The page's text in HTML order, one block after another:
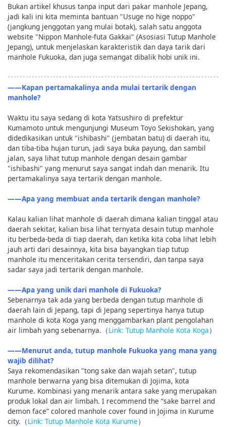
Bukan artikel khusus tanpa input dari pakar manhole Jepang,
jadi kali ini kita meminta bantuan "Usuge no hige noppo"
(jangkung jenggotan yang mulai botak), salah satu anggota
website "Nippon Manhole-futa Gakkai" (Asosiasi Tutup Manhole
Jepang), untuk menjelaskan karakteristik dan daya tarik dari
manhole Fukuoka, dan juga semangat dibalik hobi unik ini.
――Kapan pertamakalinya anda mulai tertarik dengan
manhole?
Waktu itu saya sedang di kota Yatsushiro di prefektur
Kumamoto untuk mengunjungi Museum Toyo Sekishokan, yang
didedikasikan untuk "ishibashi" (jembatan batu) di daerah itu,
dan tiba-tiba hujan turun, jadi saya buka payung, dan sambil
jalan, saya lihat tutup manhole dengan desain gambar
"ishibashi" yang menurut saya sangat indah dan menarik. Itu
pertamakalinya saya tertarik dengan manhole.
――Apa yang membuat anda tertarik dengan manhole?
Kalau kalian lihat manhole di daerah dimana kalian tinggal atau
daerah sekitar, kalian bisa lihat ternyata desain tutup manhole
itu berbeda-beda di tiap daerah, dan ketika kita coba lihat lebih
jauh arti dari desainnya, kita bisa bayangkan tiap tutup
manhole itu menceritakan cerita tersendiri, dan tanpa saya
sadar saya jadi tertarik dengan manhole.
――Apa yang unik dari manhole di Fukuoka?
Sebenarnya tak ada yang berbeda dengan tutup manhole di
daerah lain di Jepang, tapi di Jepang sepertinya hanya tutup
manhole di kota Koga yang menggambarkan plant pengolahan
air limbah yang sebenarnya.（Link: Tutup Manhole Kota Koga）
――Menurut anda, tutup manhole Fukuoka yang mana yang
wajib dilihat?
Saya rekomendasikan "tong sake dan wajah setan", tutup
manhole berwarna yang bisa ditemukan di Jojima, kota
Kurume. Kombinasi yang menarik antara sake yang merupakan
produk lokal dan air limbah. I recommend the “sake barrel and
demon face” colored manhole cover found in Jojima in Kurume
city.（Link: Tutup Manhole Kota Kurume）